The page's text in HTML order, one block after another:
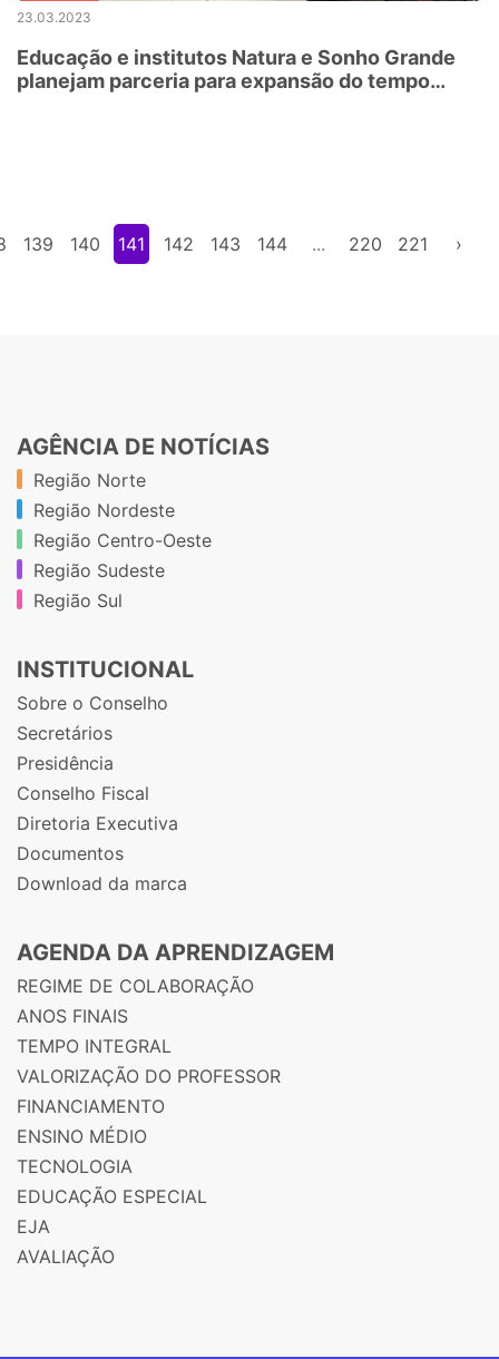
23.03.2023
Educação e institutos Natura e Sonho Grande
planejam parceria para expansão do tempo
139 140 141 142 143 144 ... 220 221 ›
AGÊNCIA DE NOTÍCIAS
Região Norte
Região Nordeste
Região Centro-Oeste
Região Sudeste
Região Sul
INSTITUCIONAL
Sobre o Conselho
Secretários
Presidência
Conselho Fiscal
Diretoria Executiva
Documentos
Download da marca
AGENDA DA APRENDIZAGEM
REGIME DE COLABORAÇÃO
ANOS FINAIS
TEMPO INTEGRAL
VALORIZAÇÃO DO PROFESSOR
FINANCIAMENTO
ENSINO MÉDIO
TECNOLOGIA
EDUCAÇÃO ESPECIAL
EJA
AVALIAÇÃO